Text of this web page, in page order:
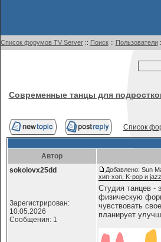
Список форумов TV Server:: Поиск:: Пользователи
Современные танцы для
Список
Автор
sokolovx25dd
Зарегистрирован:
10.05.2026
Сообщения: 1
Добавлено: Sun
хип-хоп, K-pop и
Студия танцев -
физическую
чувствовать
планирует